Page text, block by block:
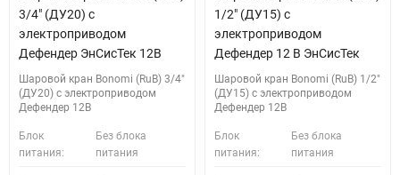
3/4" (ДУ20) с
электроприводом
Дефендер ЭнСисТек 12В
Шаровой кран Bonomi (RuB) 3/4"
(ДУ20) с электроприводом
Дефендер 12В
Блок
питания:
Без блока
питания
1/2" (ДУ15) с
электроприводом
Дефендер 12 В ЭнСисТек
Шаровой кран Bonomi (RuB) 1/2"
(ДУ15) с электроприводом
Дефендер 12В
Блок
питания:
Без блока
питания